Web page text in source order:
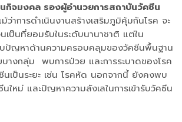
กิจมงคล รองผู้อำนวยการสถาบันวัคซีน
ว่าการดำเนินงานสร้างเสริมภูมิคุ้มกันโรค จะ
เป็นที่ยอมรับในระดับนานาชาติ แต่ใน
ปัญหาด้านความครอบคลุมของวัคซีนพื้นฐาน
บางกลุ่ม พบการป่วย และการระบาดของโรค
เป็นระยะ เช่น โรคหัด นอกจากนี้ ยังคงพบ
ใหม่ และปัญหาความลังเลในการเข้ารับวัคซีน